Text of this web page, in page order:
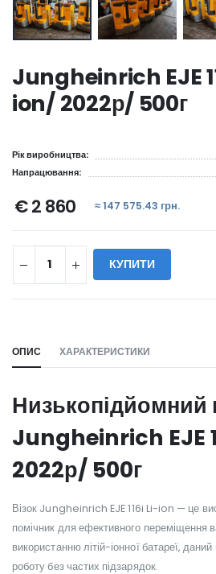
Jungheinrich EJE
ion/ 2022р/ 500г
Рік виробництва:
Напрацювання:
€ 2 860 ≈ 147 575.43 грн.
КУПИТИ
ОПИС ХАРАКТЕРИСТИКИ
Низькопідйомний
Jungheinrich EJE
2022р/ 500г
Візок Jungheinrich EJE 116i Li-ion — це
помічник для ефективного переміщення
використанню літій-іонної батареї,
роботу без частих підзарядок.